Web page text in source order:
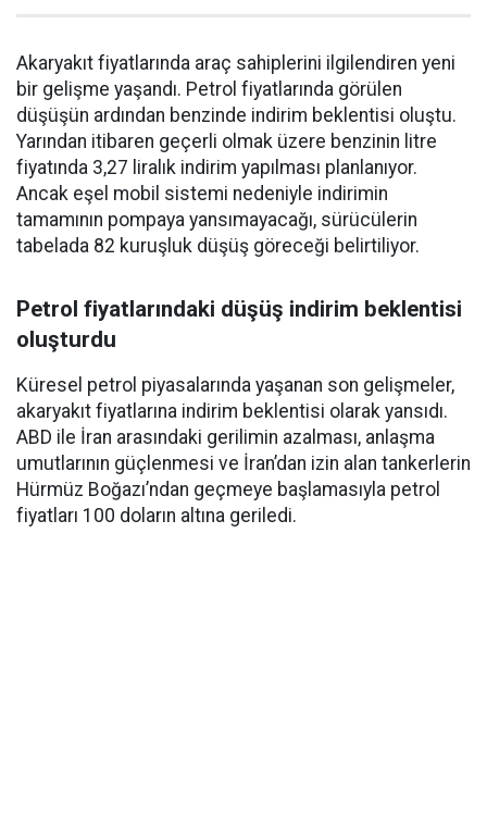
Akaryakıt fiyatlarında araç sahiplerini ilgilendiren yeni
bir gelişme yaşandı. Petrol fiyatlarında görülen
düşüşün ardından benzinde indirim beklentisi oluştu.
Yarından itibaren geçerli olmak üzere benzinin litre
fiyatında 3,27 liralık indirim yapılması planlanıyor.
Ancak eşel mobil sistemi nedeniyle indirimin
tamamının pompaya yansımayacağı, sürücülerin
tabelada 82 kuruşluk düşüş göreceği belirtiliyor.
Petrol fiyatlarındaki düşüş indirim beklentisi
oluşturdu
Küresel petrol piyasalarında yaşanan son gelişmeler,
akaryakıt fiyatlarına indirim beklentisi olarak yansıdı.
ABD ile İran arasındaki gerilimin azalması, anlaşma
umutlarının güçlenmesi ve İran’dan izin alan tankerlerin
Hürmüz Boğazı’ndan geçmeye başlamasıyla petrol
fiyatları 100 doların altına geriledi.